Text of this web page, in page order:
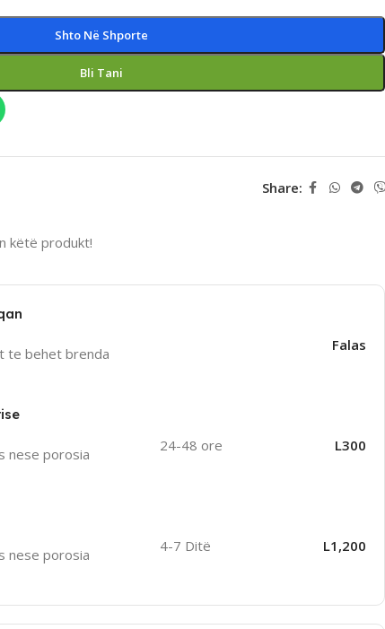
Shto Në Shporte
Bli Tani
Share:
këtë produkt!
te behet brenda
Falas
nese porosia
24-48 ore L300
nese porosia
4-7 Ditë L1,200